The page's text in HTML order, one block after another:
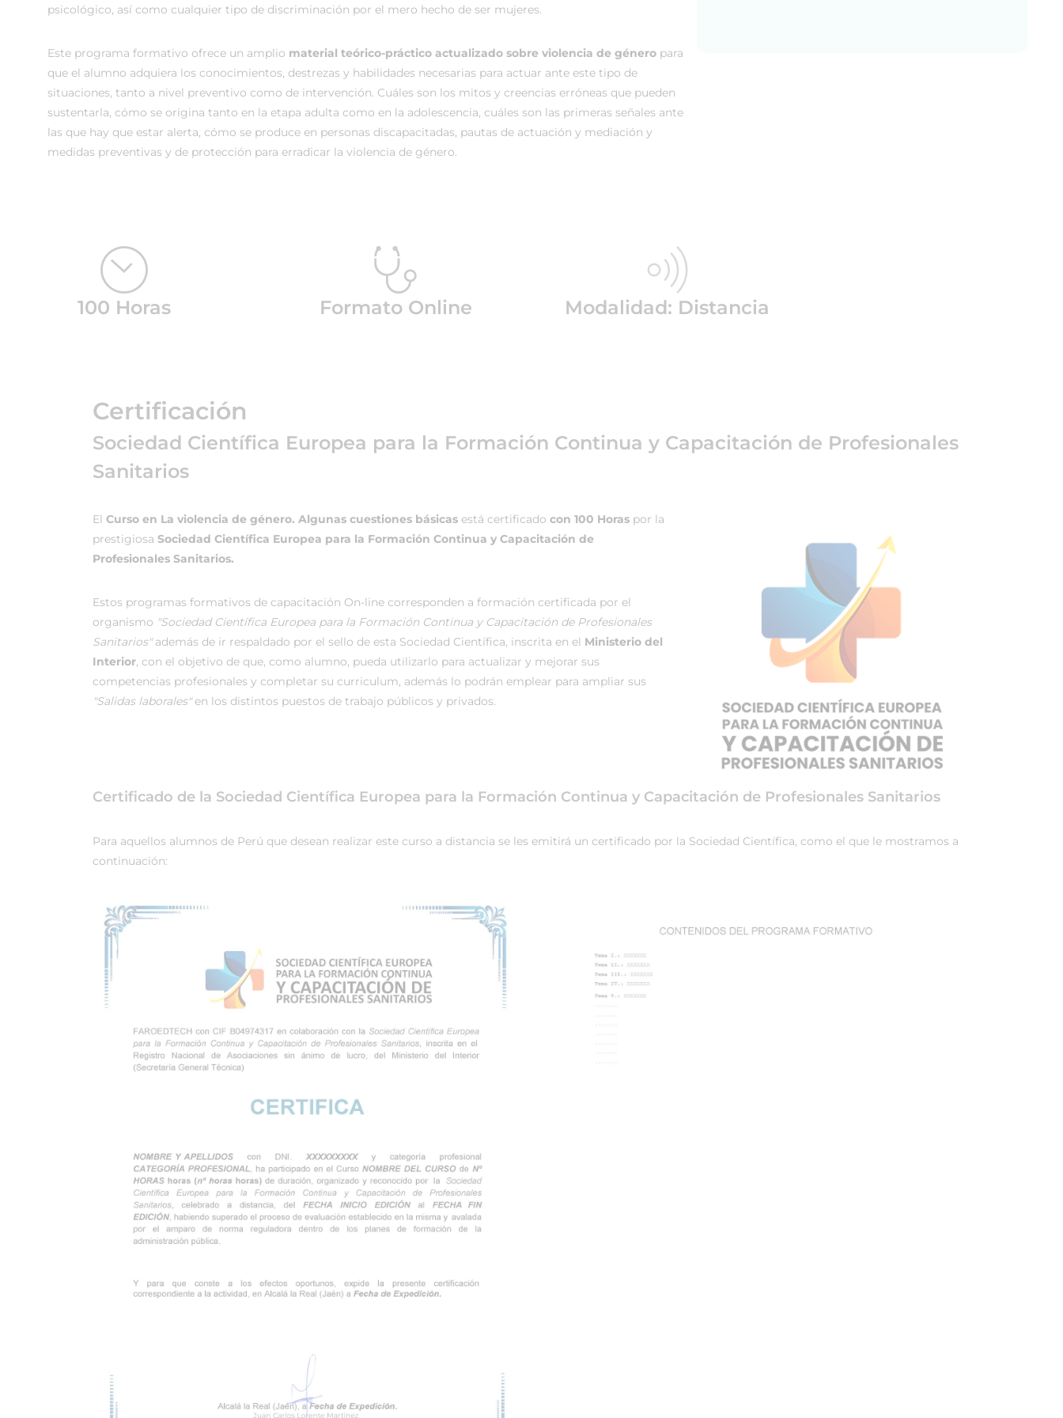
psicológico, así como cualquier tipo de discriminación por el mero hecho de ser mujeres.
Este programa formativo ofrece un amplio material teórico-práctico actualizado sobre violencia de género para
que el alumno adquiera los conocimientos, destrezas y habilidades necesarias para actuar ante este tipo de
situaciones, tanto a nivel preventivo como de intervención. Cuáles son los mitos y creencias erróneas que pueden
sustentarla, cómo se origina tanto en la etapa adulta como en la adolescencia, cuáles son las primeras señales ante
las que hay que estar alerta, cómo se produce en personas discapacitadas, pautas de actuación y mediación y
medidas preventivas y de protección para erradicar la violencia de género.
100 Horas Formato Online Modalidad: Distancia
Certificación
Sociedad Científica Europea para la Formación Continua y Capacitación de Profesionales
Sanitarios
El Curso en La violencia de género. Algunas cuestiones básicas está certificado con 100 Horas por la
prestigiosa Sociedad Científica Europea para la Formación Continua y Capacitación de
Profesionales Sanitarios.
Estos programas formativos de capacitación On-line corresponden a formación certificada por el
organismo "Sociedad Científica Europea para la Formación Continua y Capacitación de Profesionales
Sanitarios"además de ir respaldado por el sello de esta Sociedad Científica, inscrita en el Ministerio del
Interior, con el objetivo de que, como alumno, pueda utilizarlo para actualizar y mejorar sus
competencias profesionales y completar su curriculum, además lo podrán emplear para ampliar sus
"Salidas laborales"en los distintos puestos de trabajo públicos y privados.
Certificado de la Sociedad Científica Europea para la Formación Continua y Capacitación de Profesionales Sanitarios
Para aquellos alumnos de Perú que desean realizar este curso a distancia se les emitirá un certificado por la Sociedad Científica, como el que le mostramos a
continuación: